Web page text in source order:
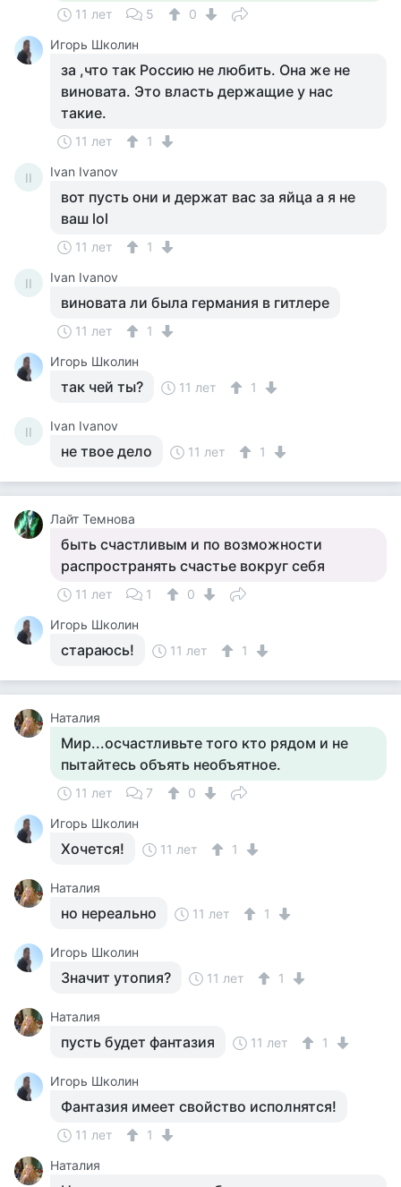
11 лет 5
0
Игорь Школин
за ,что так Россию не любить. Она же не
виновата. Это власть держащие у нас
такие.
11 лет 1
II Ivan Ivanov
вот пусть они и держат вас за яйца а я не
ваш lol
11 лет 1
II Ivan Ivanov
виновата ли была германия в гитлере
11 лет
1
Игорь Школин
так чей ты? 11 лет 1
II Ivan Ivanov
не твое дело 11 лет 1
Лайт Темнова
быть счастливым и по возможности
распространять счастье вокруг себя
11 лет 1
0
Игорь Школин
стараюсь! 11 лет 1
Наталия
Мир...осчастливьте того кто рядом и не
пытайтесь объять необъятное.
11 лет 7
0
Игорь Школин
Хочется! 11 лет 1
Наталия
но нереально 11 лет 1
Игорь Школин
Значит утопия? 11 лет 1
Наталия
пусть будет фантазия 11 лет 1
Игорь Школин
Фантазия имеет свойство исполнятся!
11 лет
1
Наталия